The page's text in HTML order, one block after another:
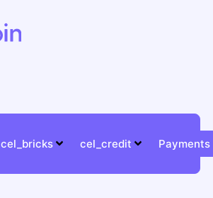
cel_bricks cel_credit Payments